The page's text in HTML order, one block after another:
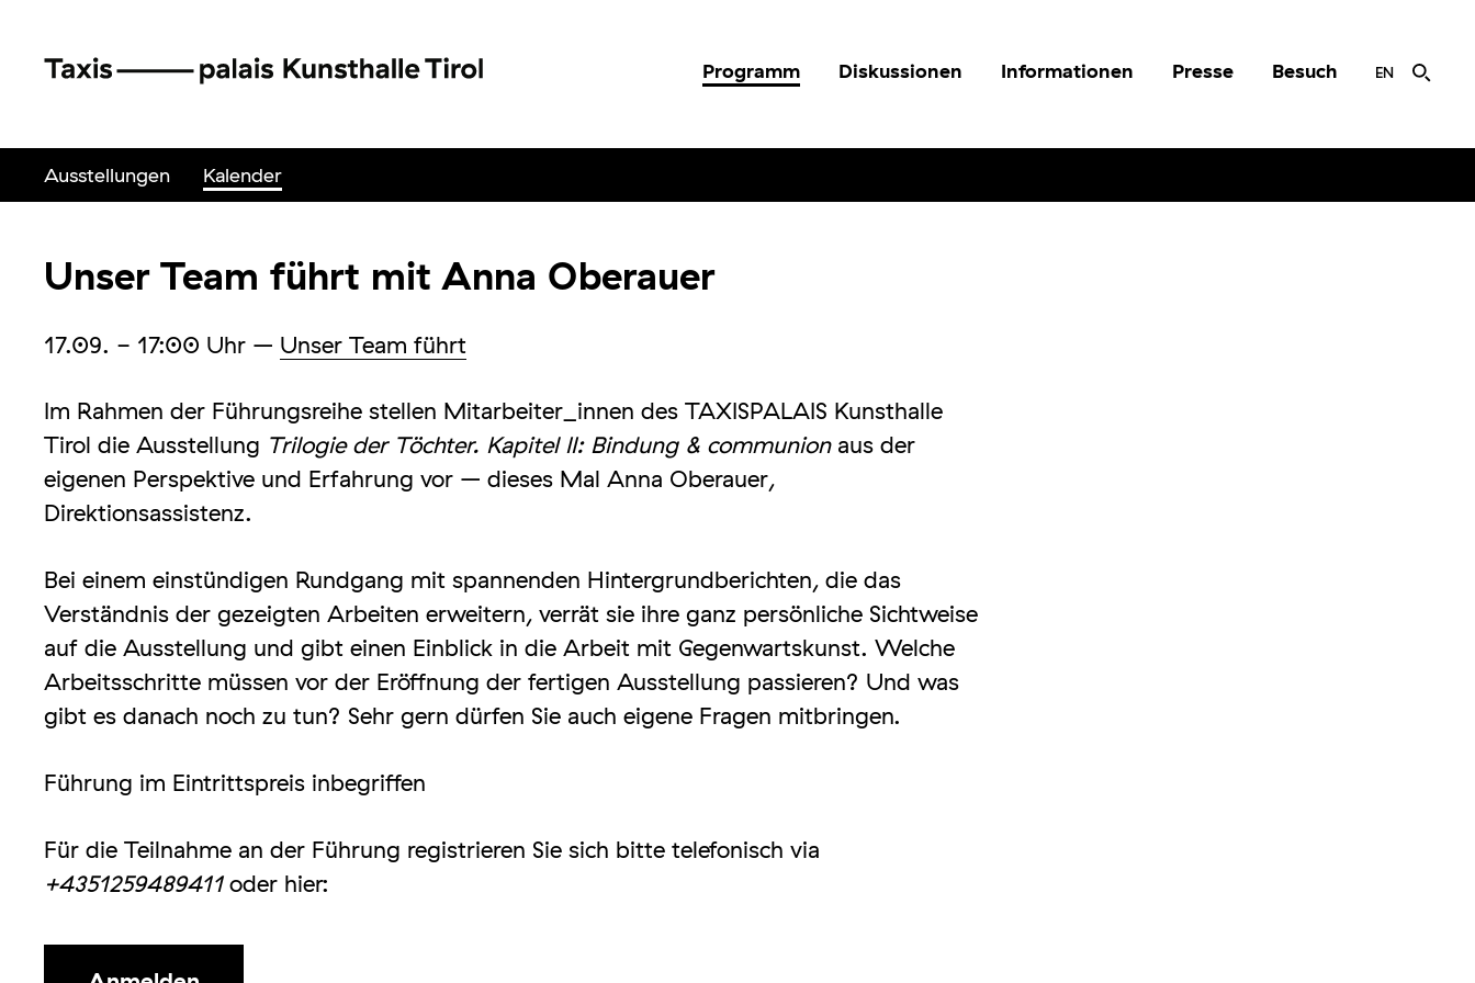
Programm Diskussionen Informationen Presse Besuch EN
Ausstellungen Kalender
Unser Team führt mit Anna Oberauer
17.09. - 17:00 Uhr – Unser Team führt
Im Rahmen der Führungsreihe stellen Mitarbeiter_innen des TAXISPALAIS Kunsthalle
Tirol die Ausstellung Trilogie der Töchter. Kapitel II: Bindung & communionaus der
eigenen Perspektive und Erfahrung vor – dieses Mal Anna Oberauer,
Direktionsassistenz.
Bei einem einstündigen Rundgang mit spannenden Hintergrundberichten, die das
Verständnis der gezeigten Arbeiten erweitern, verrät sie ihre ganz persönliche Sichtweise
auf die Ausstellung und gibt einen Einblick in die Arbeit mit Gegenwartskunst. Welche
Arbeitsschritte müssen vor der Eröffnung der fertigen Ausstellung passieren? Und was
gibt es danach noch zu tun? Sehr gern dürfen Sie auch eigene Fragen mitbringen.
Führung im Eintrittspreis inbegriffen
Für die Teilnahme an der Führung registrieren Sie sich bitte telefonisch via
+4351259489411oder hier: